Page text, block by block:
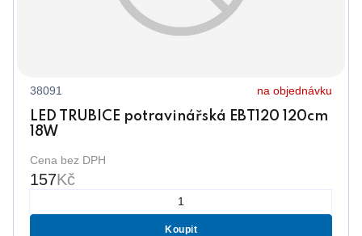
38091 na objednávku
LED TRUBICE potravinářská EBT120 120cm
18W
Cena bez DPH
157Kč
Koupit